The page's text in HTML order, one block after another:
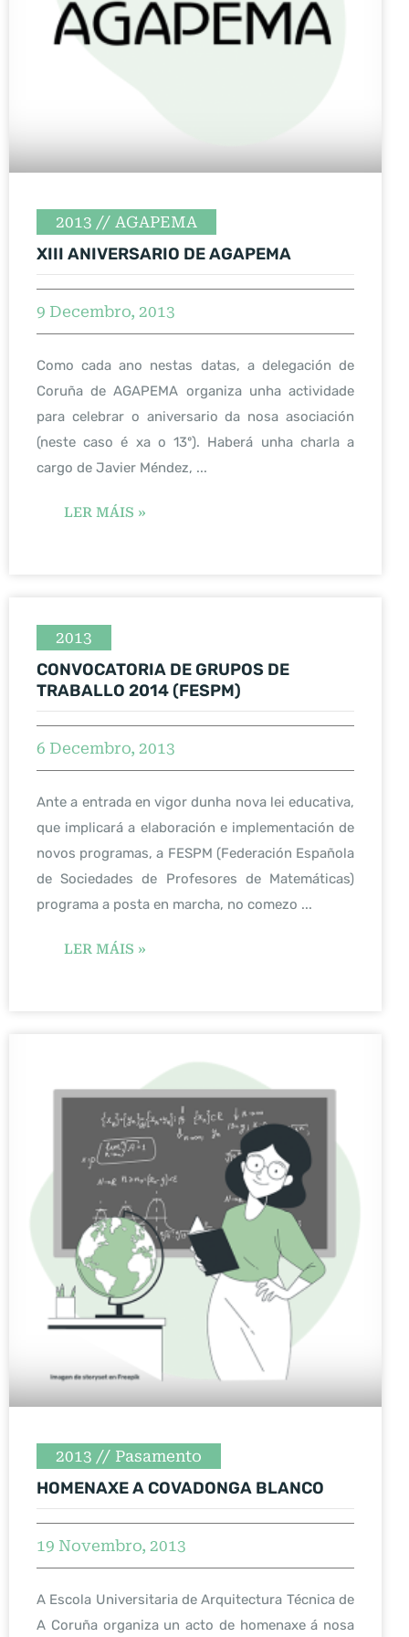
2013 AGAPEMA
XIII ANIVERSARIO DE AGAPEMA
9 Decembro, 2013
Como cada ano nestas datas, a delegación de
Coruña de AGAPEMA organiza unha actividade
para celebrar o aniversario da nosa asociación
(neste caso é xa o 13º). Haberá unha charla a
cargo de Javier Méndez, ...
LER MÁIS »
2013
CONVOCATORIA DE GRUPOS DE
TRABALLO 2014 (FESPM)
6 Decembro, 2013
Ante a entrada en vigor dunha nova lei educativa,
que implicará a elaboración e implementación de
novos programas, a FESPM (Federación Española
de Sociedades de Profesores de Matemáticas)
programa a posta en marcha, no comezo ...
LER MÁIS »
2013 Pasamento
HOMENAXE A COVADONGA BLANCO
19 Novembro, 2013
A Escola Universitaria de Arquitectura Técnica de
A Coruña organiza un acto de homenaxe á nosa